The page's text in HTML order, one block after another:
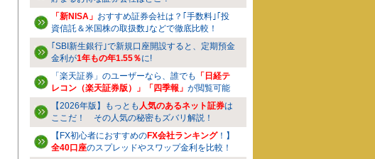
「新NISA」 おすすめ証券会社は？｢手数料｣｢投
資信託＆米国株の取扱数｣などで徹底比較！
｢SBI新生銀行｣で新規口座開設すると、定期預金
金利が1年もの年1.55％に!
「楽天証券」のユーザーなら、誰でも
「日経テ
レコン（楽天証券版）」「四季報」 が閲覧可能
【2026年版】もっとも 人気のあるネット証券は
ここだ！ その人気の秘密もズバリ解説！
【FX初心者におすすめのFX会社ランキング！】
全40口座のスプレッドやスワップ金利を比較！